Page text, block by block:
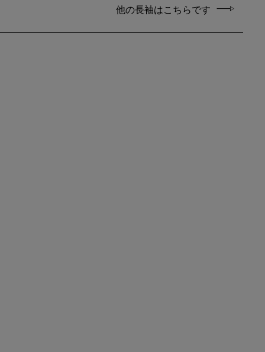
他の長袖はこちらです